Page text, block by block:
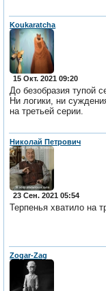
Koukaratcha
15 Окт. 2021 09:20
До безобразия тупой
Ни логики, ни
на третьей серии.
Николай Петрович
23 Сен. 2021 05:54
Терпенья хватило на
Zogar-Zag